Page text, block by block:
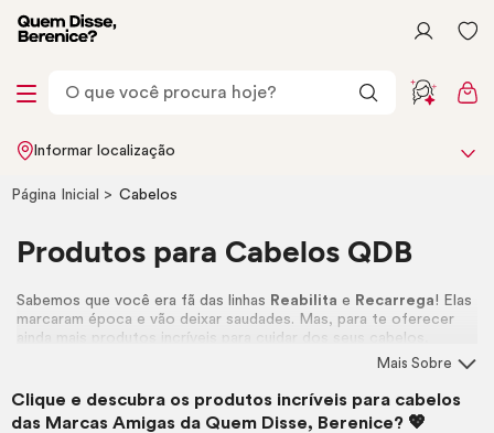
Informar localização
Página Inicial Cabelos
Produtos para Cabelos QDB
Sabemos que você era fã das linhas Reabilita e Recarrega! Elas
marcaram época e vão deixar saudades. Mas, para te oferecer
ainda mais produtos incríveis para cuidar dos seus cabelos,
preparamos uma seleção especial nas lojas do Grupo Boticário:
que seus fios precisam, com a mesma qualidade que você já
conhece e ama! 💅
Mais Sobre
Clique e descubra os produtos incríveis para cabelos
das Marcas Amigas da Quem Disse, Berenice? 💖